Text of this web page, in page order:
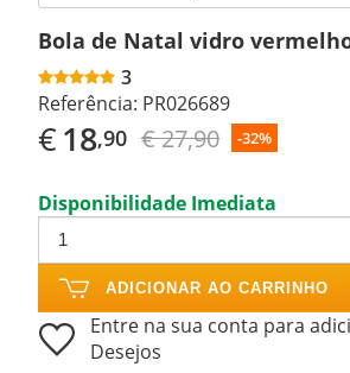
Bola de Natal vidro
3
Referência: PR026689
€18,90 € 27,90 -32%
Disponibilidade Imediata
ADICIONAR AO CARRINHO
Entre na sua conta para
Desejos